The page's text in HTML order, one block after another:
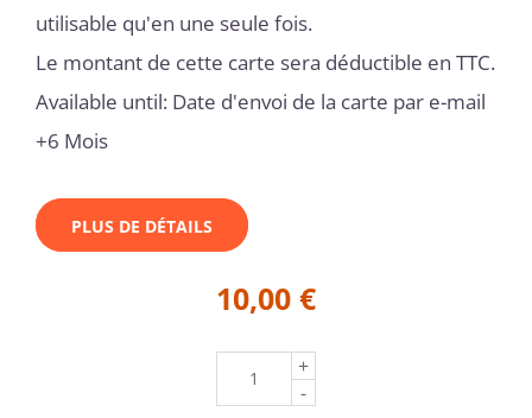
utilisable qu'en une seule fois.
Le montant de cette carte sera déductible en TTC.
Available until: Date d'envoi de la carte par e-mail
+6 Mois
PLUS DE DÉTAILS
10,00 €
+
-